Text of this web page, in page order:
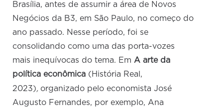
Brasília, antes de assumir a área de Novos
Negócios da B3, em São Paulo, no começo do
ano passado. Nesse período, foi se
consolidando como uma das porta-vozes
mais inequívocas do tema. EmA arte da
política econômica (História Real,
2023), organizado pelo economista José
Augusto Fernandes, por exemplo, Ana